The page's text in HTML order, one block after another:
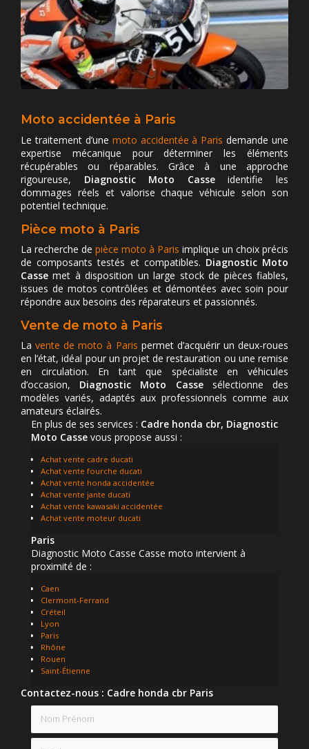
Moto accidentée à Paris
Le traitement d’une moto accidentée à Paris demande une
expertise mécanique pour déterminer les éléments
récupérables ou réparables. Grâce à une approche
rigoureuse, Diagnostic Moto Casseidentifie les
dommages réels et valorise chaque véhicule selon son
potentiel technique.
Pièce moto à Paris
La recherche de pièce moto à Paris implique un choix précis
de composants testés et compatibles. Diagnostic Moto
Casse met à disposition un large stock de pièces fiables,
issues de motos contrôlées et démontées avec soin pour
répondre aux besoins des réparateurs et passionnés.
Vente de moto à Paris
Lavente de moto à Paris permet d’acquérir un deux-roues
en l’état, idéal pour un projet de restauration ou une remise
en circulation. En tant que spécialiste en véhicules
d’occasion, Diagnostic Moto Cassesélectionne des
modèles variés, adaptés aux professionnels comme aux
amateurs éclairés.
En plus de ses services : Cadre honda cbr, Diagnostic
Moto Casse vous propose aussi :
Achat vente cadre ducati
Achat vente fourche ducati
Achat vente honda accidentée
Achat vente jante ducati
Achat vente kawasaki accidentée
Achat vente moteur ducati
Paris
Diagnostic Moto Casse Casse moto intervient à
proximité de :
Caen
Clermont-Ferrand
Créteil
Lyon
Paris
Rhône
Rouen
Saint-Étienne
Contactez-nous : Cadre honda cbr Paris
Nom Prénom
Email